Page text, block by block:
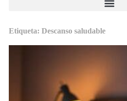
Etiqueta: Descanso saludable